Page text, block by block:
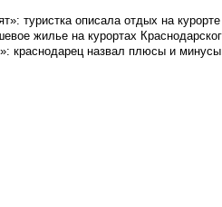
туристка описала отдых на
жилье на курортах
краснодарец назвал плюсы и минусы